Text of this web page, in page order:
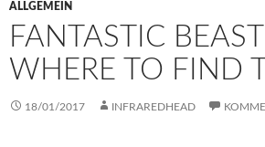
ALLGEMEIN
FANTASTIC
WHERE TO FIND
18/01/2017 INFRAREDHEAD